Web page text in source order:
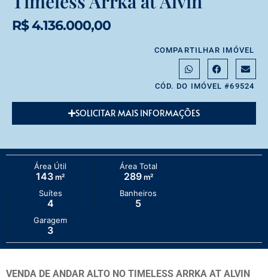
R$ 4.136.000,00
COMPARTILHAR IMÓVEL
CÓD. DO IMÓVEL #69524
SOLICITAR MAIS INFORMAÇÕES
Área Útil
143m²
Área Total
289m²
Suítes
4
Banheiros
5
Garagem
3
VENDA DE ANDAR ALTO NO TIMELESS ARRKA AT ALVIN